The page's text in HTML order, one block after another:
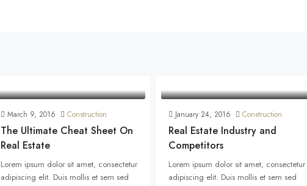
March 9, 2016 Construction
The Ultimate Cheat Sheet On
Real Estate
Lorem ipsum dolor sit amet, consectetur
adipiscing elit. Duis mollis et sem sed
January 24, 2016 Construction
Real Estate Industry and
Competitors
Lorem ipsum dolor sit amet, consectetur
adipiscing elit. Duis mollis et sem sed